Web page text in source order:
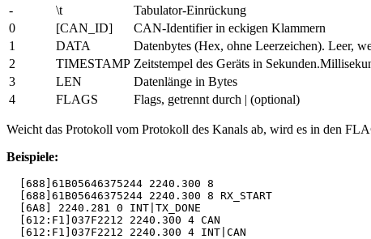
-
\t
Tabulator-Einrückung
0
[CAN_ID]
CAN-Identifier in eckigen Klammern
1
DATA
Datenbytes (Hex, ohne Leerzeichen). Leer,
2
TIMESTAMP Zeitstempel des Geräts in
3
LEN
Datenlänge in Bytes
4
FLAGS Flags, getrennt durch | (optional)
Weicht das Protokoll vom Protokoll des Kanals ab, wird es in den
Beispiele:
  [688]61B05646375244 2240.300 8
  [688]61B05646375244 2240.300 8 RX_START
  [6A8] 2240.281 0 INT|TX_DONE
  [612:F1]037F2212 2240.300 4 CAN
  [612:F1]037F2212 2240.300 4 INT|CAN